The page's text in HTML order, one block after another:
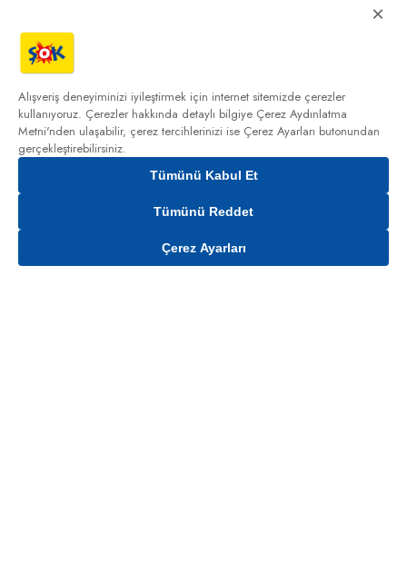
Gelince Haber Ver
×
Alışveriş deneyiminizi iyileştirmek için internet sitemizde çerezler
kullanıyoruz. Çerezler hakkında detaylı bilgiye Çerez Aydınlatma
Metni'nden ulaşabilir, çerez tercihlerinizi ise Çerez Ayarları butonundan
gerçekleştirebilirsiniz.
Tümünü Kabul Et
Tümünü Reddet
Çerez Ayarları